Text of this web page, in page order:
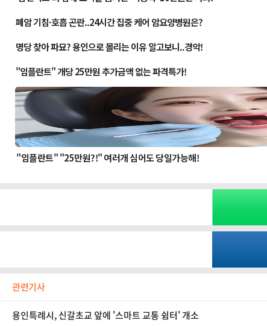
관련기사
용인특례시, 신갈초교 앞에 '스마트 교통 쉼터' 개소